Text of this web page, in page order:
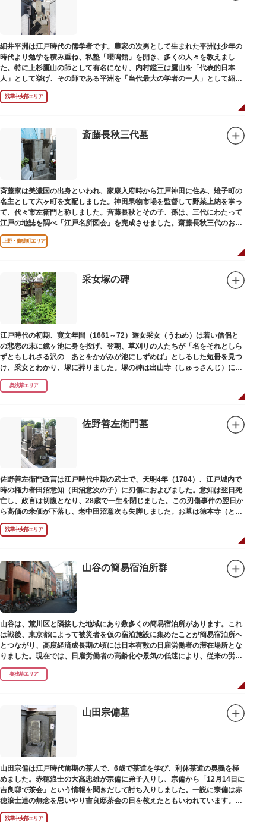
細井平洲は江戸時代の儒学者です。農家の次男として生まれた平洲は少年の
時代より勉学を積み重ね、私塾「嚶鳴館」を開き、多くの人々を教えまし
た。特に上杉鷹山の師として有名になり、内村鑑三は鷹山を「代表的日本
人」として挙げ、その師である平洲を「当代最大の学者の一人」として紹介
しています。お墓は天嶽院（てんがくいん）境内にあります。
浅草中央部エリア
斎藤長秋三代墓
斉藤家は美濃国の出身といわれ、家康入府時から江戸神田に住み、雉子町の
名主として六ヶ町を支配しました。神田果物市場を監督して野菜上納を掌っ
て、代々市左衛門と称しました。斉藤長秋とその子、孫は、三代にわたって
江戸の地誌を調べ「江戸名所図会」を完成させました。齋藤長秋三代のお墓
は法善寺（ほうぜんじ）にあります。
上野・御徒町エリア
采女塚の碑
江戸時代の初期、寛文年間（1661～72）遊女采女（うねめ）は若い僧侶と
の悲恋の末に鏡ヶ池に身を投げ、翌朝、草刈りの人たちが「名をそれとしら
ずともしれさる沢の あとをかがみが池にしずめば」としるした短冊を見つ
け、采女とわかり、塚に葬りました。塚の碑は出山寺（しゅっさんじ）にあ
ります。
奥浅草エリア
佐野善左衛門墓
佐野善左衛門政言は江戸時代中期の武士で、天明4年（1784）、江戸城内で
時の権力者田沼意知（田沼意次の子）に刃傷におよびました。意知は翌日死
亡し、政言は切腹となり、28歳で一生を閉じました。この刃傷事件の翌日か
ら高価の米価が下落し、老中田沼意次も失脚しました。お墓は徳本寺（とく
ほんじ）境内にあります。
浅草中央部エリア
山谷の簡易宿泊所群
山谷は、荒川区と隣接した地域にあり数多くの簡易宿泊所があります。これ
は戦後、東京都によって被災者を仮の宿泊施設に集めたことが簡易宿泊所へ
とつながり、高度経済成長期の頃には日本有数の日雇労働者の滞在場所とな
りました。現在では、日雇労働者の高齢化や景気の低迷により、従来の労働
者に代わって、外国人の利用が増えています。
奥浅草エリア
山田宗偏墓
山田宗偏は江戸時代前期の茶人で、6歳で茶道を学び、利休茶道の奥義を極
めました。赤穂浪士の大高忠雄が宗偏に弟子入りし、宗偏から「12月14日に
吉良邸で茶会」という情報を聞きだして討ち入りしました。一説に宗偏は赤
穂浪士達の無念を思いやり吉良邸茶会の日を教えたともいわれています。お
墓は願竜寺（がんりゅうじ）境内にあります。
浅草中央部エリア